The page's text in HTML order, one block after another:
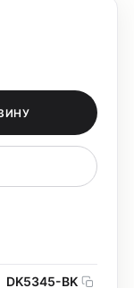
DK5345-BK